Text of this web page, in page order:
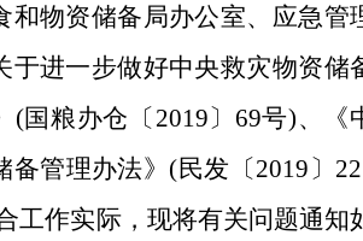
和物资储备局办公室、应急管
于进一步做好中央救灾物资储
(国粮办仓 〔2019〕 69号)、《
备管理办法》(民发 〔2019〕
工作实际，现将有关问题通知